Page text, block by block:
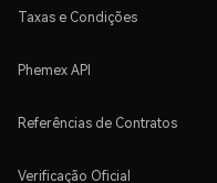
Taxas e Condições
Phemex API
Referências de Contratos
Verificação Oficial